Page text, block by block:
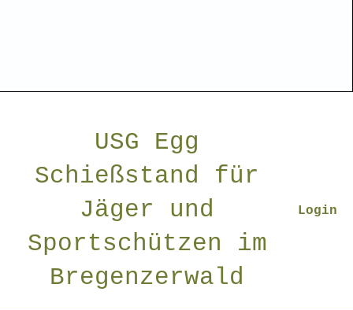
USG Egg
Schießstand für
Jäger und
Sportschützen im
Bregenzerwald
Login